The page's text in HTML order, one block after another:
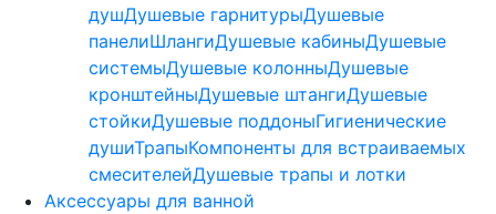
душДушевые гарнитурыДушевые
панелиШлангиДушевые кабиныДушевые
системыДушевые колонныДушевые
кронштейныДушевые штангиДушевые
стойкиДушевые поддоныГигиенические
душиТрапыКомпоненты для встраиваемых
смесителейДушевые трапы и лотки
Аксессуары для ванной